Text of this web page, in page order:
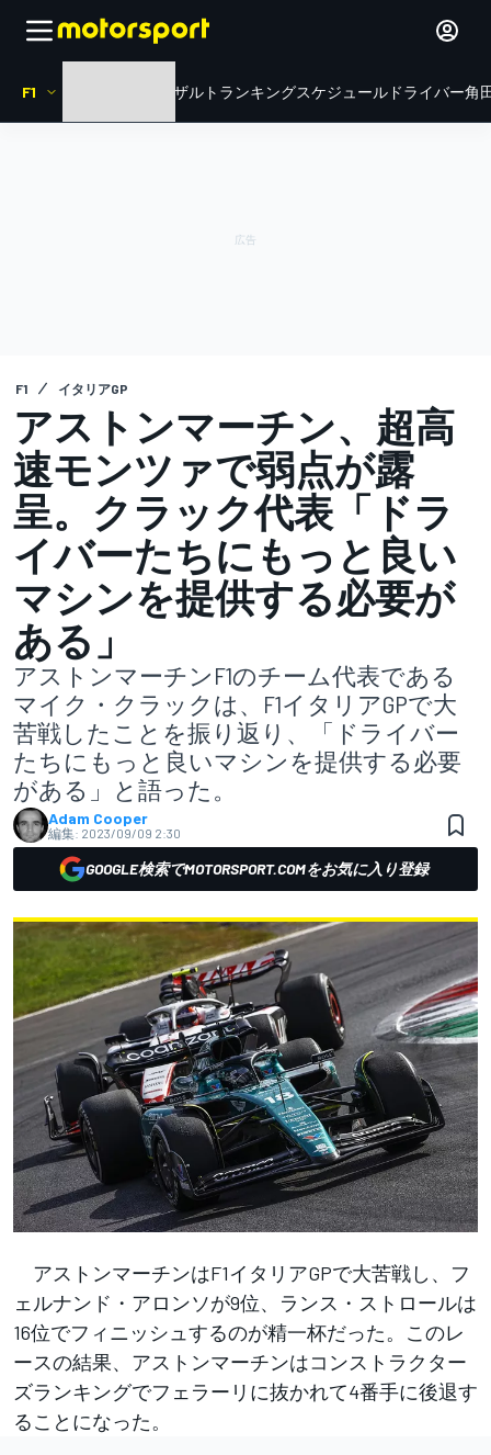
F1 リザルト ランキングスケジュール ドライバー角
F1 イタリアGP
アストンマーチン、超高
速モンツァで弱点が露
呈。クラック代表「ドラ
イバーたちにもっと良い
マシンを提供する必要が
ある」
アストンマーチンF1のチーム代表である
マイク・クラックは、F1イタリアGPで大
苦戦したことを振り返り、「ドライバー
たちにもっと良いマシンを提供する必要
がある」と語った。
Adam Cooper
編集: 2023/09/09 2:30
GOOGLE検索でMOTORSPORT.COMをお気に入り登録
アストンマーチンはF1イタリアGPで大苦戦し、フ
ェルナンド・アロンソが9位、ランス・ストロールは
16位でフィニッシュするのが精一杯だった。このレ
ースの結果、アストンマーチンはコンストラクター
ズランキングでフェラーリに抜かれて4番手に後退す
ることになった。